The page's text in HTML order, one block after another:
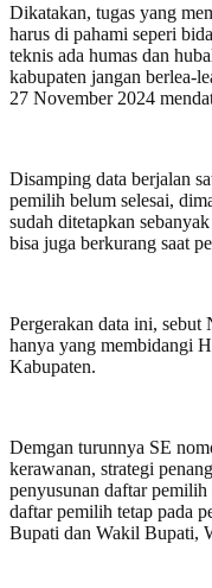
Dikatakan, tugas yang
harus di pahami seperi
teknis ada humas dan
kabupaten jangan berlea-
27 November 2024
Disamping data berjalan
pemilih belum selesai,
sudah ditetapkan
bisa juga berkurang saat
Pergerakan data ini, sebut
hanya yang membidangi
Kabupaten.
Demgan turunnya SE
kerawanan, strategi
penyusunan daftar pemilih
daftar pemilih tetap pada
Bupati dan Wakil Bupati,